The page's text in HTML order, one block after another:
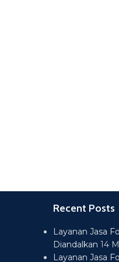
Recent Posts
Layanan Jasa
Diandalkan 14
Layanan Jasa